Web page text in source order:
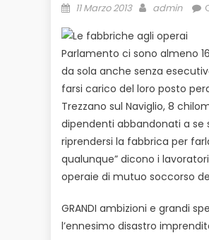
Posted
11 Marzo 2013 Author
admin
Parlamento ci sono almeno
da sola anche senza
farsi carico del loro posto
Trezzano sul Naviglio, 8
dipendenti abbandonati a se
riprendersi la fabbrica per
qualunque” dicono i
operaie di mutuo soccorso
GRANDI ambizioni e grandi
l’ennesimo disastro
Evidenza Informazione News
Bilancio in consiglio con un
alle urne